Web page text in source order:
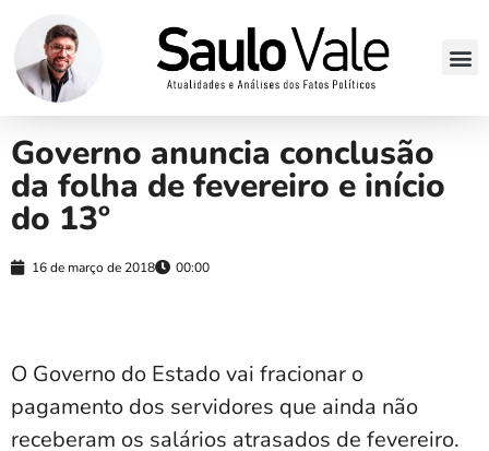
Governo anuncia conclusão
da folha de fevereiro e início
do 13º
16 de março de 2018 00:00
O Governo do Estado vai fracionar o
pagamento dos servidores que ainda não
receberam os salários atrasados de fevereiro.